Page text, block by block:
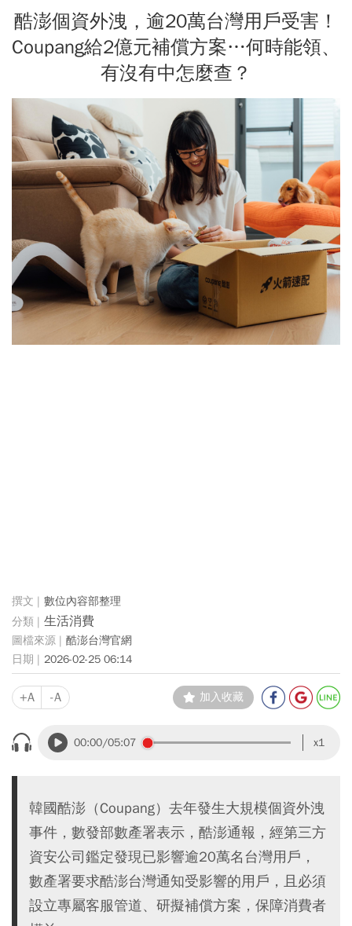
酷澎個資外洩，逾20萬台灣用戶受害！
Coupang給2億元補償方案…何時能領、
有沒有中怎麼查？
數位內容部整理
生活消費
酷澎台灣官網
2026-02-25 06:14
+A -A 加入收藏
00:00/05:07 x1
韓國酷澎（Coupang）去年發生大規模個資外洩
事件，數發部數產署表示，酷澎通報，經第三方
資安公司鑑定發現已影響逾20萬名台灣用戶，
數產署要求酷澎台灣通知受影響的用戶，且必須
設立專屬客服管道、研擬補償方案，保障消費者